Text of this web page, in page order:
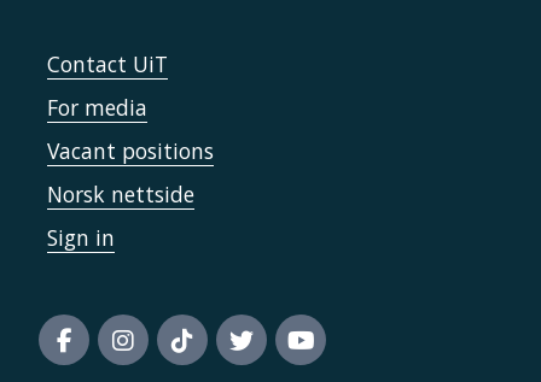
Contact UiT
For media
Vacant positions
Norsk nettside
Sign in